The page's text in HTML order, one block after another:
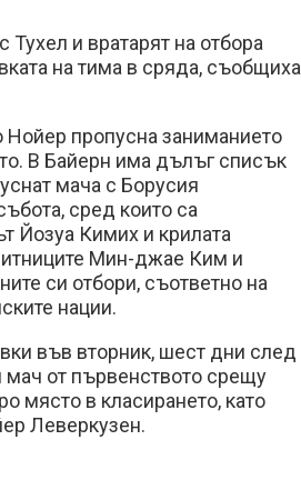
и вратарят на отбора
на тима в сряда, съобщиха
Нойер пропусна заниманието
В Байерн има дълъг списък
мача с Борусия
сред които са
Йозуа Кимих и крилата
Мин-джае Ким и
си отбори, съответно на
нации.
във вторник, шест дни след
мач от първенството срещу
място в класирането, като
Леверкузен.